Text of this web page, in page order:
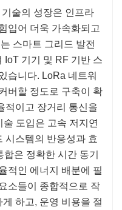
술의 성장은 인프라
입어 더욱 가속화되고
스마트 그리드 발전
IoT 기기 및 RF 기반 스
습니다. LoRa 네트워
버할 정도로 구축이 확
적이고 장거리 통신을
도입은 고속 저지연
시스템의 반응성과 효
은 정확한 시간 동기
적인 에너지 배분에 필
소들이 종합적으로 작
하고, 운영 비용을 절